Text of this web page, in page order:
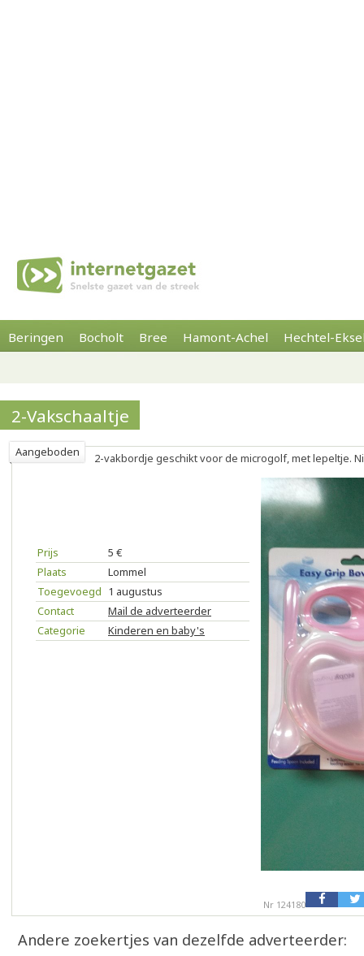
Beringen Bocholt Bree Hamont-Achel Hechtel-
2-Vakschaaltje
Aangeboden 2-vakbordje geschikt voor de microgolf, met lepeltje.
Prijs
5 €
Plaats
Lommel
Toegevoegd 1 augustus
Contact
Mail de adverteerder
Categorie
Kinderen en baby's
Nr 124180
Andere zoekertjes van dezelfde adverteerder: